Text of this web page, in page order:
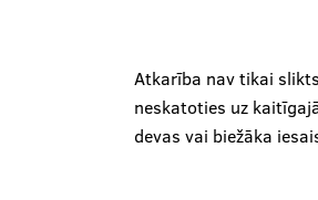
Atkarība nav tikai
neskatoties uz
devas vai biežāka